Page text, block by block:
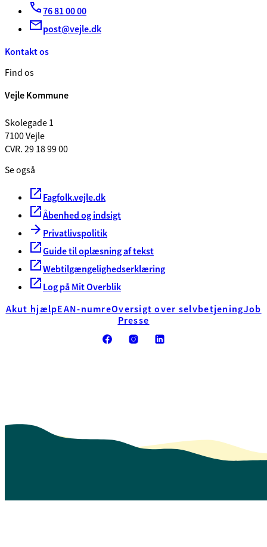
76 81 00 00
post@vejle.dk
Kontakt os
Find os
Vejle Kommune
Skolegade 1
7100 Vejle
CVR. 29 18 99 00
Se også
Fagfolk.vejle.dk
Åbenhed og indsigt
Privatlivspolitik
Guide til oplæsning af tekst
Webtilgængelighedserklæring
Log på Mit Overblik
Akut hjælpEAN-numreOversigt over selvbetjeningJob
Presse